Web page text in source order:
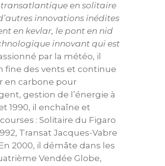
transatlantique en solitaire
innovations inédites
en kevlar, le pont en nid
innovant qui est
par la météo, il
des vents et continue
en carbone pour
gestion de l’énergie à
1990, il enchaîne et
: Solitaire du Figaro
Transat Jacques-Vabre
2000, il démâte dans les
Vendée Globe,